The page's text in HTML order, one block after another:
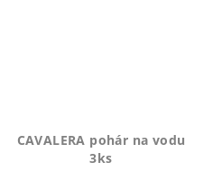
CAVALERA pohár na vodu
3ks